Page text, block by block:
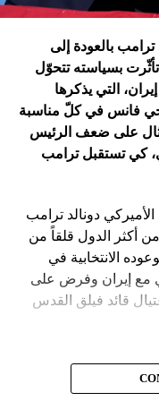
الأميركية وتعاطي
مع إيران. وهي
على الملف النووي
بالعودة إلى
بسياسته تتحوّل
التي يذكرها
فانس في كلّ مناسبة
على ضعف الرئيس
كي تستقبل ترامب
دونالد ترامب
أكثر الدول قلقاً من
الانتخابية في
مع إيران وفرض على
قائد فيلق القدس
السابق